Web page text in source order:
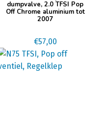
dumpvalve, 2.0 TFSI Pop
Off Chrome aluminium tot
2007
€57,00